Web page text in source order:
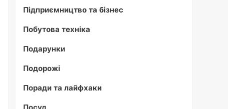
Підприємництво та бізнес
Побутова техніка
Подарунки
Подорожі
Поради та лайфхаки
Посуд